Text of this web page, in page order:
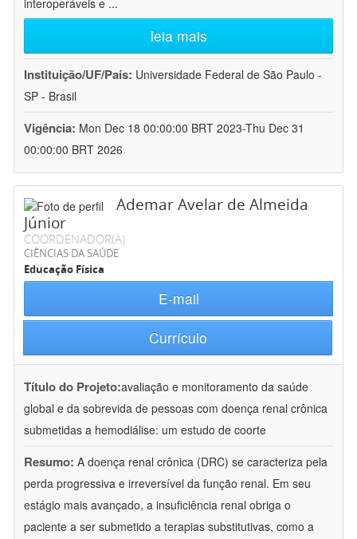
interoperáveis e ...
leia mais
Instituição/UF/País: Universidade Federal de São Paulo -
SP - Brasil
Vigência: Mon Dec 18 00:00:00 BRT 2023-Thu Dec 31
00:00:00 BRT 2026
Ademar Avelar de Almeida
Júnior
COORDENADOR(A)
CIÊNCIAS DA SAÚDE
Educação Física
E-mail
Currículo
Título do Projeto:avaliação e monitoramento da saúde
global e da sobrevida de pessoas com doença renal crônica
submetidas a hemodiálise: um estudo de coorte
Resumo: A doença renal crônica (DRC) se caracteriza pela
perda progressiva e irreversível da função renal. Em seu
estágio mais avançado, a insuficiência renal obriga o
paciente a ser submetido a terapias substitutivas, como a